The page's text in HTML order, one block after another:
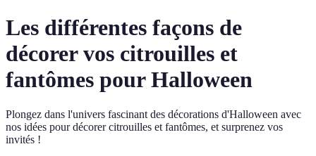
Les différentes façons de
décorer vos citrouilles et
fantômes pour Halloween
Plongez dans l'univers fascinant des décorations d'Halloween avec
nos idées pour décorer citrouilles et fantômes, et surprenez vos
invités !